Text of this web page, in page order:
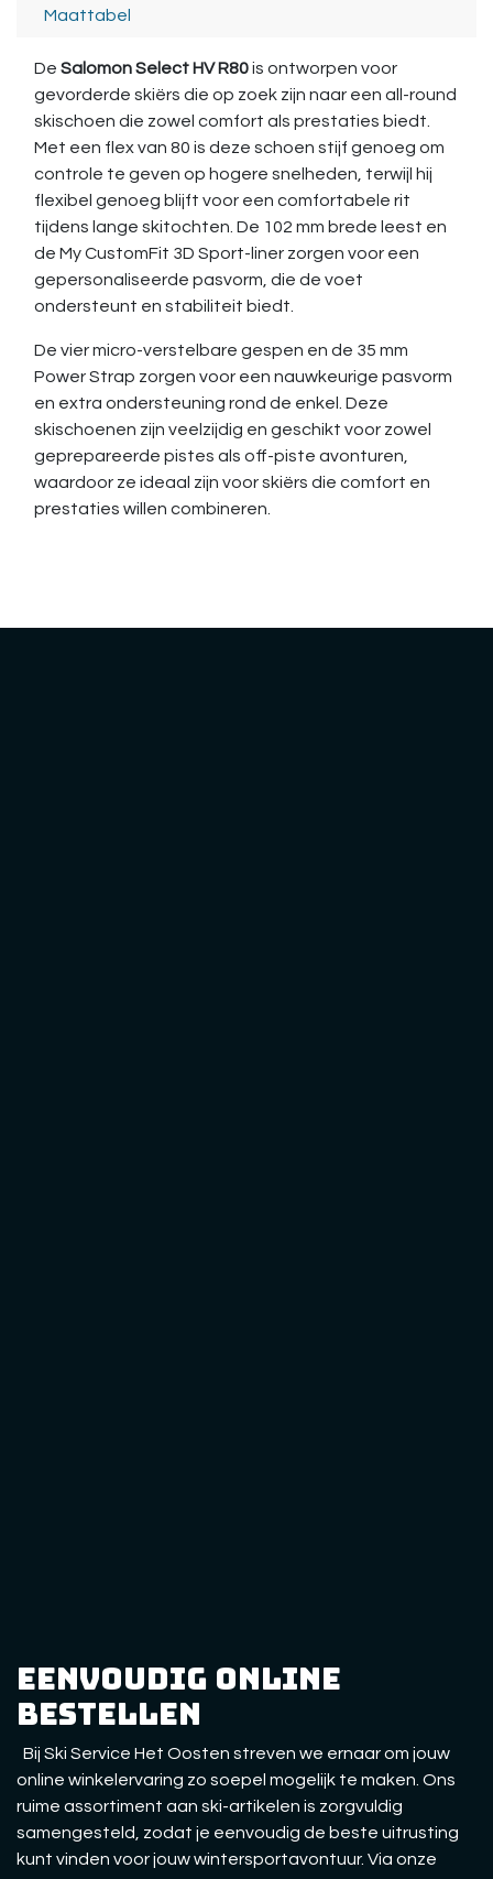
Maattabel
De Salomon Select HV R80is ontworpen voor
gevorderde skiërs die op zoek zijn naar een all-round
skischoen die zowel comfort als prestaties biedt.
Met een flex van 80 is deze schoen stijf genoeg om
controle te geven op hogere snelheden, terwijl hij
flexibel genoeg blijft voor een comfortabele rit
tijdens lange skitochten. De 102 mm brede leest en
de My CustomFit 3D Sport-liner zorgen voor een
gepersonaliseerde pasvorm, die de voet
ondersteunt en stabiliteit biedt.
De vier micro-verstelbare gespen en de 35 mm
Power Strap zorgen voor een nauwkeurige pasvorm
en extra ondersteuning rond de enkel. Deze
skischoenen zijn veelzijdig en geschikt voor zowel
geprepareerde pistes als off-piste avonturen,
waardoor ze ideaal zijn voor skiërs die comfort en
prestaties willen combineren.
eenvoudig online
bestellen
Bij Ski Service Het Oosten streven we ernaar om jouw
online winkelervaring zo soepel mogelijk te maken. Ons
ruime assortiment aan ski-artikelen is zorgvuldig
samengesteld, zodat je eenvoudig de beste uitrusting
kunt vinden voor jouw wintersportavontuur. Via onze